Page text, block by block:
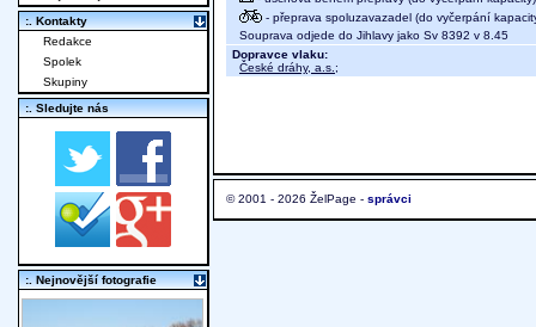
- přeprava spoluzavazadel (do vyčerpání
Souprava odjede do Jihlavy jako Sv 8392 v 8.45
Dopravce vlaku:
České dráhy, a.s. ;
© 2001 - 2026 ŽelPage - správci
:. Kontakty
Redakce
Spolek
Skupiny
:. Sledujte nás
:. Nejnovější fotografie